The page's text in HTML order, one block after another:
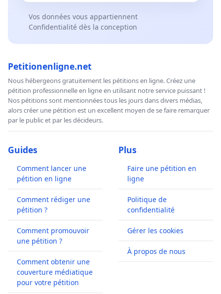
Vos données vous appartiennent
Confidentialité dès la conception
Petitionenligne.net
Nous hébergeons gratuitement les pétitions en ligne. Créez une
pétition professionnelle en ligne en utilisant notre service puissant !
Nos pétitions sont mentionnées tous les jours dans divers médias,
alors créer une pétition est un excellent moyen de se faire remarquer
par le public et par les décideurs.
Guides
Comment lancer une
pétition en ligne
Comment rédiger une
pétition ?
Comment promouvoir
une pétition ?
Comment obtenir une
couverture médiatique
pour votre pétition
Plus
Faire une pétition en
ligne
Politique de
confidentialité
Gérer les cookies
À propos de nous